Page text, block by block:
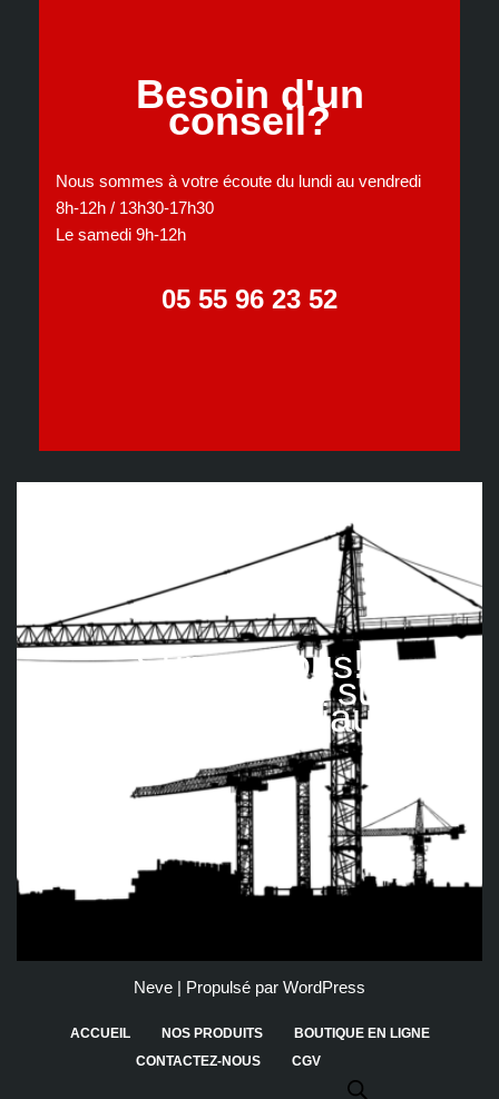
Besoin d'un
conseil?
Nous sommes à votre écoute du lundi au vendredi
8h-12h / 13h30-17h30
Le samedi 9h-12h
05 55 96 23 52
Suivez nous!
Retrouvez-nous sur les
réseaux sociaux
Neve | Propulsé par WordPress
ACCUEIL NOS PRODUITS
BOUTIQUE EN LIGNE
CONTACTEZ-NOUS
CGV